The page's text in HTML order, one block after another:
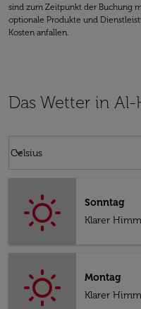
sind zum Zeitpunkt der Buchung
optionale Produkte und
Kosten anfallen.
Das Wetter in
Celsius
keyboard_arrow_down
Sonntag
Klarer
Montag
Klarer